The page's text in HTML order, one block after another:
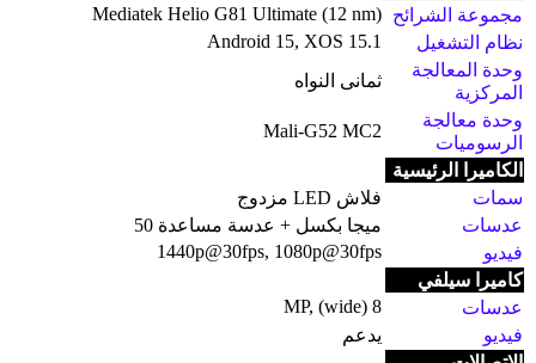
مجموعة الشرائح Mediatek Helio G81 Ultimate (12 nm)
نظام التشغيل
Android 15, XOS 15.1
وحدة المعالجة
المركزية
ثمانى النواه
وحدة معالجة
الرسوميات
Mali-G52 MC2
الكاميرا الرئيسية
سمات
فلاش LED مزدوج
عدسات
ميجا بكسل + عدسة مساعدة 50
فيديو
1440p@30fps, 1080p@30fps
كاميرا سيلفي
عدسات
8 MP, (wide)
فيديو
يدعم